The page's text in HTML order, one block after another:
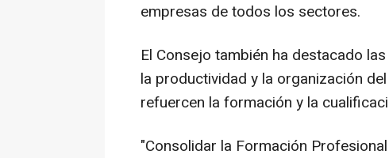
empresas de todos los sectores.
El Consejo también ha destacado
la productividad y la organización
refuercen la formación y la
"Consolidar la Formación